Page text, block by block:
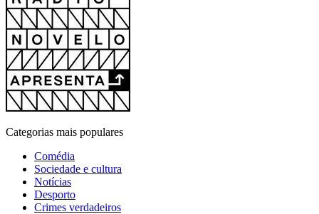
Categorias mais populares
Comédia
Sociedade e cultura
Notícias
Desporto
Crimes verdadeiros